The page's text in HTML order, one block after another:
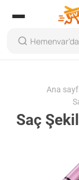
Ana
Saç